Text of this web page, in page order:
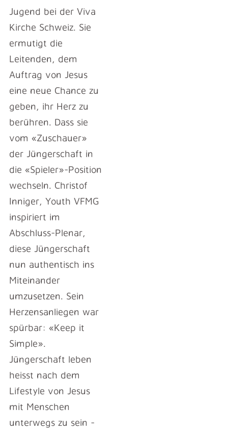
Jugend bei der Viva
Kirche Schweiz. Sie
ermutigt die
Leitenden, dem
Auftrag von Jesus
eine neue Chance zu
geben, ihr Herz zu
berühren. Dass sie
vom «Zuschauer»
der Jüngerschaft in
die «Spieler»-Position
wechseln. Christof
Inniger, Youth VFMG
inspiriert im
Abschluss-Plenar,
diese Jüngerschaft
nun authentisch ins
Miteinander
umzusetzen. Sein
Herzensanliegen war
spürbar: «Keep it
Simple».
Jüngerschaft leben
heisst nach dem
Lifestyle von Jesus
mit Menschen
unterwegs zu sein -